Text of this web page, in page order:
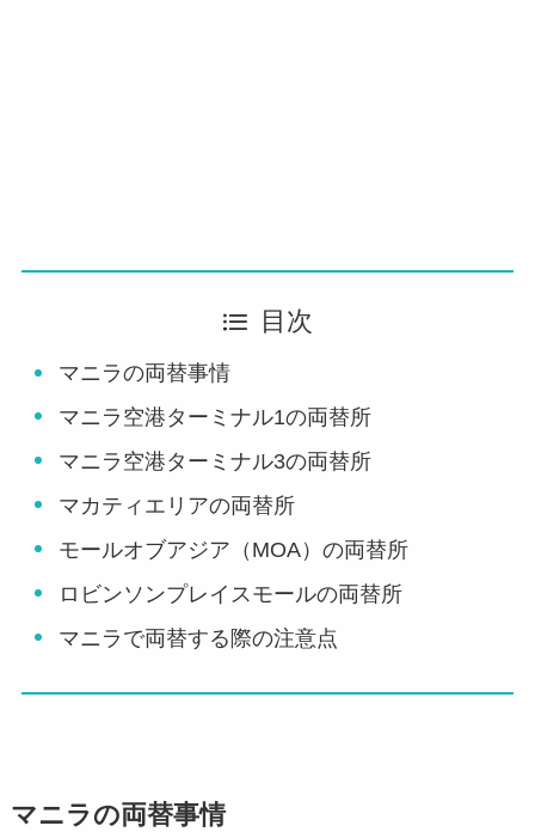
目次
マニラの両替事情
マニラ空港ターミナル1の両替所
マニラ空港ターミナル3の両替所
マカティエリアの両替所
モールオブアジア（MOA）の両替所
ロビンソンプレイスモールの両替所
マニラで両替する際の注意点
マニラの両替事情